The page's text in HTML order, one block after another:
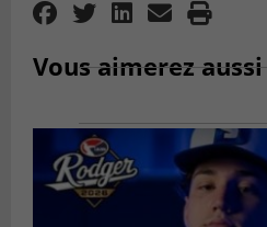
Vous aimerez aussi